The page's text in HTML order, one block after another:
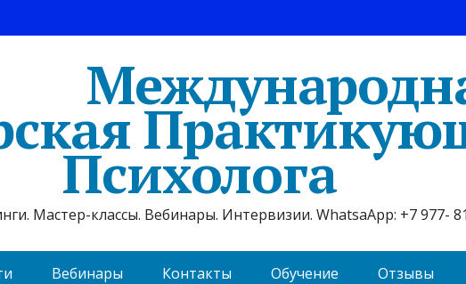
Психолога
Мастер-классы. Вебинары. Интервизии. WhatsaApp: +7 977-
Вебинары Контакты Обучение Отзывы